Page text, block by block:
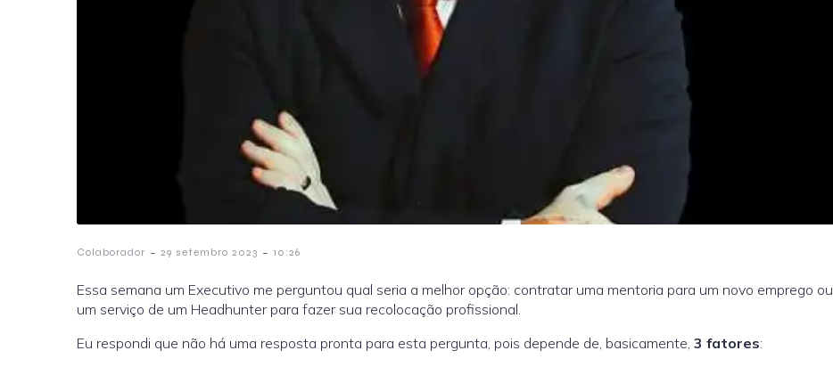
Colaborador - 29 setembro 2023 - 10:26
Essa semana um Executivo me perguntou qual seria a melhor opção: contratar uma mentoria para um novo emprego ou
um serviço de um Headhunter para fazer sua recolocação profissional.
Eu respondi que não há uma resposta pronta para esta pergunta, pois depende de, basicamente, 3 fatores: